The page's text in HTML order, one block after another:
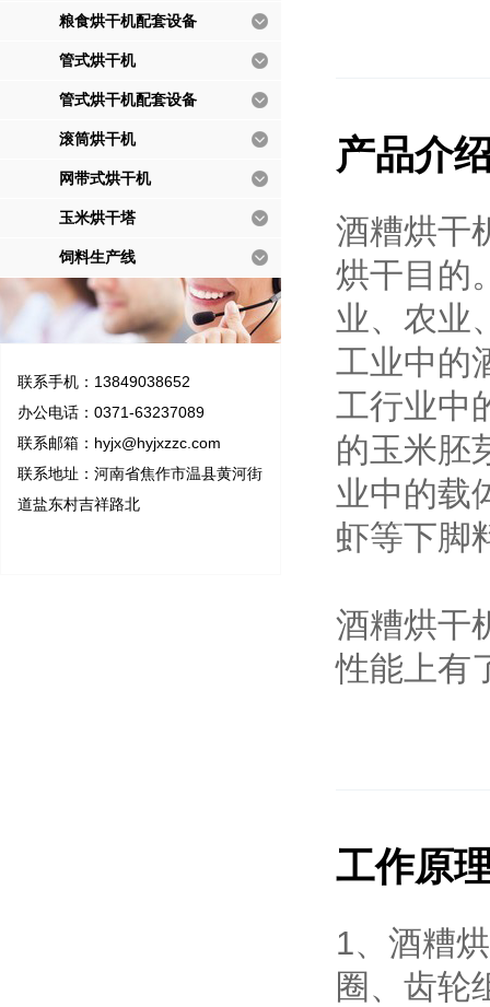
粮食烘干机配套设备
管式烘干机
管式烘干机配套设备
滚筒烘干机
网带式烘干机
玉米烘干塔
饲料生产线
联系手机：13849038652
办公电话：0371-63237089
联系邮箱： hyjx@hyjxzzc.com
联系地址：河南省焦作市温县黄河街
道盐东村吉祥路北
产品介
酒糟烘干
烘干目的
业、农业
工业中的
工行业中
的玉米胚
业中的载
虾等下脚
酒糟烘干
性能上有
工作原
1、酒糟
圈、齿轮